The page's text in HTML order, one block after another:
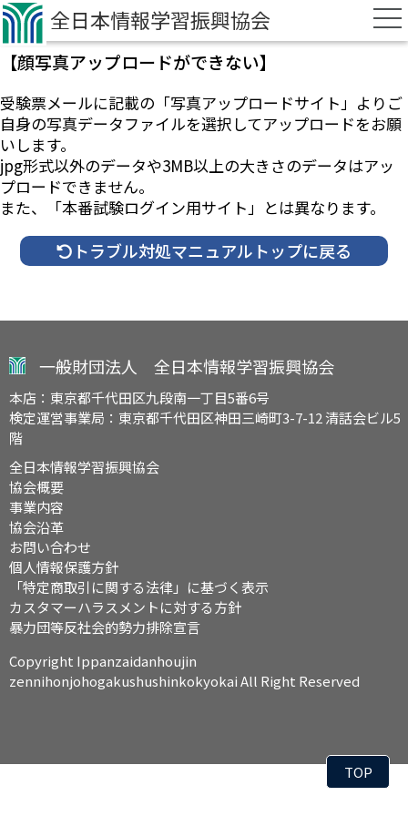
全日本情報学習振興協会
暴力団等反社会的勢力排除宣言
その他
企業担当者向けページ
学生向けページ
オンライン・ライブ検定試験
オンライン試験システム構築
認定会場募集
認定会場専用サイト
【顔写真アップロードができない】
受験票メールに記載の「写真アップロードサイト」よりご
自身の写真データファイルを選択してアップロードをお願
いします。
jpg形式以外のデータや3MB以上の大きさのデータはアッ
プロードできません。
また、「本番試験ログイン用サイト」とは異なります。
トラブル対処マニュアルトップに戻る
一般財団法人 全日本情報学習振興協会
本店：東京都千代田区九段南一丁目5番6号
検定運営事業局：東京都千代田区神田三崎町3-7-12 清話会ビル5
階
全日本情報学習振興協会
協会概要
事業内容
協会沿革
お問い合わせ
個人情報保護方針
「特定商取引に関する法律」に基づく表示
カスタマーハラスメントに対する方針
暴力団等反社会的勢力排除宣言
Copyright Ippanzaidanhoujin
zennihonjohogakushushinkokyokai All Right Reserved
TOP